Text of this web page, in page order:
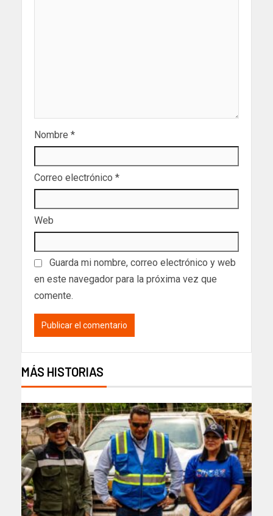
Nombre *
Correo electrónico *
Web
Guarda mi nombre, correo electrónico y web
en este navegador para la próxima vez que
comente.
MÁS HISTORIAS